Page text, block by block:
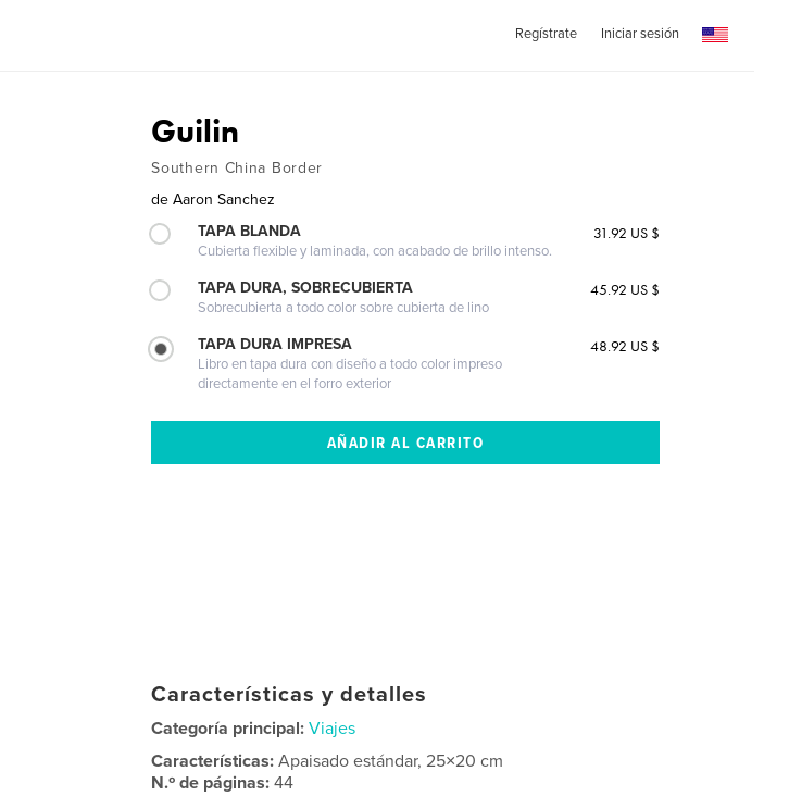
Regístrate Iniciar sesión
Guilin
Southern China Border
de Aaron Sanchez
TAPA BLANDA
Cubierta flexible y laminada, con acabado de brillo intenso.
31.92 US $
TAPA DURA, SOBRECUBIERTA
Sobrecubierta a todo color sobre cubierta de lino
45.92 US $
TAPA DURA IMPRESA
Libro en tapa dura con diseño a todo color impreso
directamente en el forro exterior
48.92 US $
Características y detalles
Categoría principal: Viajes
Características:Apaisado estándar, 25×20 cm
N.º de páginas:44